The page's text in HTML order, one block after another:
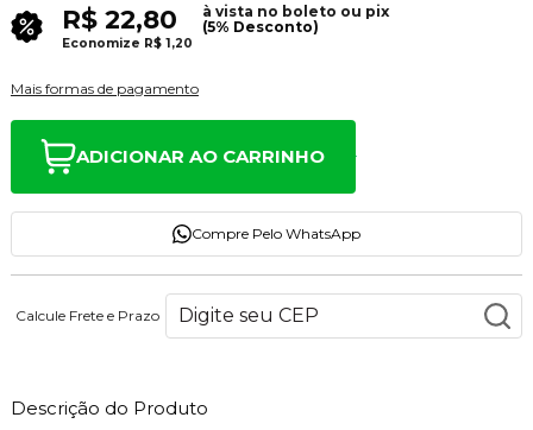
R$ 22,80
à vista no boleto ou pix
(5% Desconto)
Economize R$ 1,20
Mais formas de pagamento
ADICIONAR AO CARRINHO
Compre Pelo WhatsApp
Calcule Frete e Prazo
Descrição do Produto